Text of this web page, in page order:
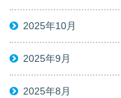
2025年10月
2025年9月
2025年8月